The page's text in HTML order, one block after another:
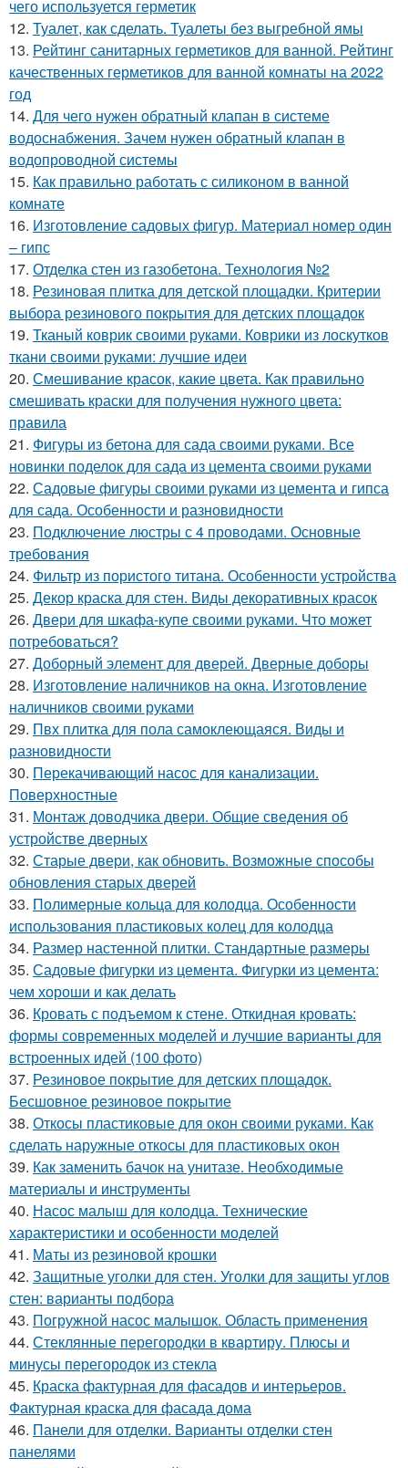
чего используется герметик
12. Туалет, как сделать. Туалеты без выгребной ямы
13. Рейтинг санитарных герметиков для ванной. Рейтинг
качественных герметиков для ванной комнаты на 2022
год
14. Для чего нужен обратный клапан в системе
водоснабжения. Зачем нужен обратный клапан в
водопроводной системы
15. Как правильно работать с силиконом в ванной
комнате
16. Изготовление садовых фигур. Материал номер один
– гипс
17. Отделка стен из газобетона. Технология №2
18. Резиновая плитка для детской площадки. Критерии
выбора резинового покрытия для детских площадок
19. Тканый коврик своими руками. Коврики из лоскутков
ткани своими руками: лучшие идеи
20. Смешивание красок, какие цвета. Как правильно
смешивать краски для получения нужного цвета:
правила
21. Фигуры из бетона для сада своими руками. Все
новинки поделок для сада из цемента своими руками
22. Садовые фигуры своими руками из цемента и гипса
для сада. Особенности и разновидности
23. Подключение люстры с 4 проводами. Основные
требования
24. Фильтр из пористого титана. Особенности устройства
25. Декор краска для стен. Виды декоративных красок
26. Двери для шкафа-купе своими руками. Что может
потребоваться?
27. Доборный элемент для дверей. Дверные доборы
28. Изготовление наличников на окна. Изготовление
наличников своими руками
29. Пвх плитка для пола самоклеющаяся. Виды и
разновидности
30. Перекачивающий насос для канализации.
Поверхностные
31. Монтаж доводчика двери. Общие сведения об
устройстве дверных
32. Старые двери, как обновить. Возможные способы
обновления старых дверей
33. Полимерные кольца для колодца. Особенности
использования пластиковых колец для колодца
34. Размер настенной плитки. Стандартные размеры
35. Садовые фигурки из цемента. Фигурки из цемента:
чем хороши и как делать
36. Кровать с подъемом к стене. Откидная кровать:
формы современных моделей и лучшие варианты для
встроенных идей (100 фото)
37. Резиновое покрытие для детских площадок.
Бесшовное резиновое покрытие
38. Откосы пластиковые для окон своими руками. Как
сделать наружные откосы для пластиковых окон
39. Как заменить бачок на унитазе. Необходимые
материалы и инструменты
40. Насос малыш для колодца. Технические
характеристики и особенности моделей
41. Маты из резиновой крошки
42. Защитные уголки для стен. Уголки для защиты углов
стен: варианты подбора
43. Погружной насос малышок. Область применения
44. Стеклянные перегородки в квартиру. Плюсы и
минусы перегородок из стекла
45. Краска фактурная для фасадов и интерьеров.
Фактурная краска для фасада дома
46. Панели для отделки. Варианты отделки стен
панелями